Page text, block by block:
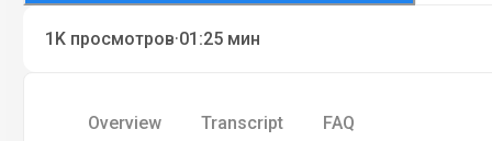
1K просмотров·01:25 мин
Overview Transcript FAQ